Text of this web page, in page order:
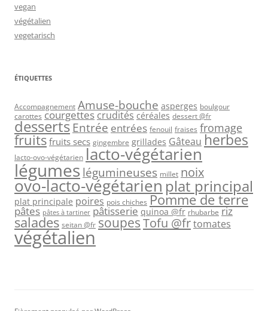
vegan
végétalien
vegetarisch
ÉTIQUETTES
Accompagnement Amuse-bouche asperges boulgour
carottes courgettes crudités céréales dessert @fr
desserts Entrée entrées fenouil fraises fromage
fruits fruits secs gingembre grillades Gâteau herbes
lacto-ovo-végétarien lacto-végétarien
légumes légumineuses millet noix
ovo-lacto-végétarien plat principal
plat principale poires pois chiches Pomme de terre
pâtes pâtes à tartiner pâtisserie quinoa @fr rhubarbe riz
salades seitan @fr soupesTofu @frtomates
végétalien